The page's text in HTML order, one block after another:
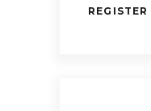
REGISTER